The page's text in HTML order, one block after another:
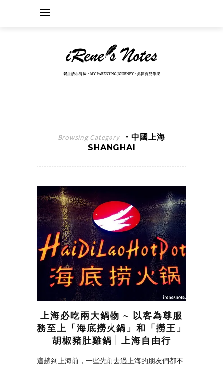
Browsing Category
・中國上海
SHANGHAI
上海必吃兩大鍋物 ~ 以客為尊服
務至上「海底撈火鍋」和「撈王」
胡椒豬肚雞鍋 | 上海自由行
這趟到上海前，一些先前去過上海的朋友們都不